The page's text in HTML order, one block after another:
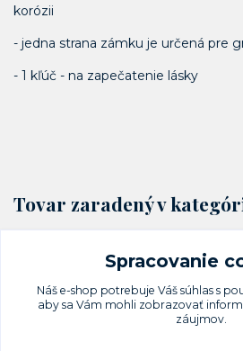
korózii
- jedna strana zámku je určená pre
- 1 kľúč - na zapečatenie lásky
Tovar zaradený v
Spracovanie
Náš e-shop potrebuje Váš súhlas s
aby sa Vám mohli zobrazovať
záujmov.